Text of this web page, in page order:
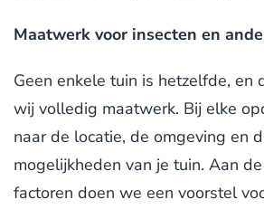
Maatwerk voor insecten en
Geen enkele tuin is hetzelfde, en
wij volledig maatwerk. Bij elke
naar de locatie, de omgeving en
mogelijkheden van je tuin. Aan
factoren doen we een voorstel